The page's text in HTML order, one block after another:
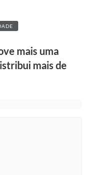
mais uma
mais de